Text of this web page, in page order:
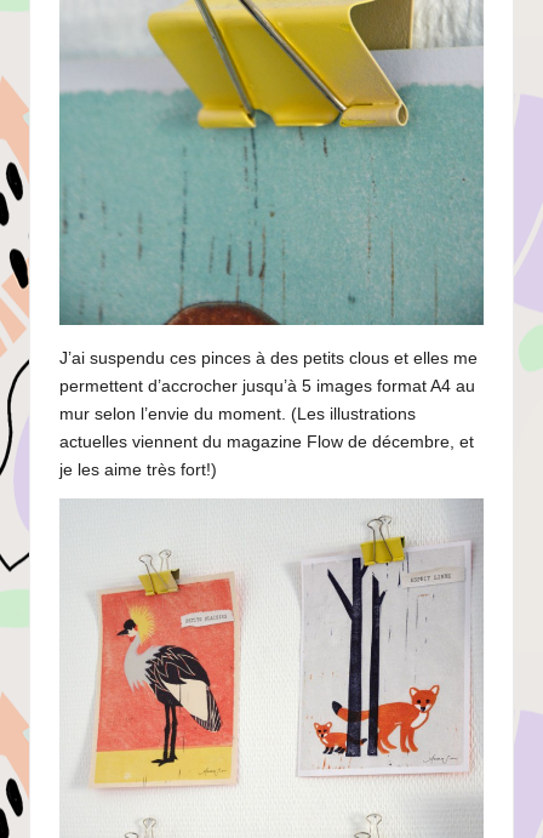
J’ai suspendu ces pinces à des petits clous et elles me
permettent d’accrocher jusqu’à 5 images format A4 au
mur selon l’envie du moment. (Les illustrations
actuelles viennent du magazine Flow de décembre, et
je les aime très fort!)